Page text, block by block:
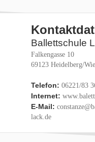
Ballettschule
Falkengasse 10
69123 Heidelberg/
Telefon: 06221/83
Internet:
E-Mail:
lack.de